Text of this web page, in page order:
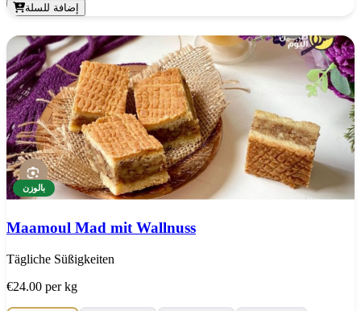
إضافة للسلة
بالوزن
Maamoul Mad mit Wallnuss
Tägliche Süßigkeiten
€24.00 per kg